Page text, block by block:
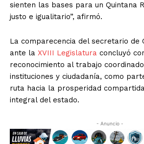
sienten las bases para un Quintana
justo e igualitario”, afirmó.
La comparecencia del secretario de
ante la XVIII Legislatura concluyó
reconocimiento al trabajo
instituciones y ciudadanía, como
ruta hacia la prosperidad
integral del estado.
- Anuncio -